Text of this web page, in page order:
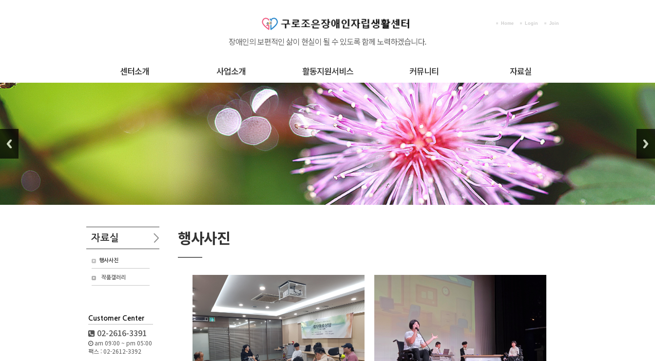
Home Login Join
장애인의 보편적인 삶이 현실이 될 수 있도록 함께 노력하겠습니다.
센터소개
조직도 및 시설 및 인력현황
오시는 길
사업소개
단체 사업소개
후원하기
자원봉사 신청
건의하기
활동지원서비스
활동지원서비스란?
고충처리함
커뮤니티
공지사항
조은정보
장애뉴스
자유게시판
자료실
행사사진
작품갤러리
자료실
행사사진
작품갤러리
Customer Center
02-2616-3391
am 09:00 ~ pm 05:00
팩스 : 02-2612-3392
행사사진